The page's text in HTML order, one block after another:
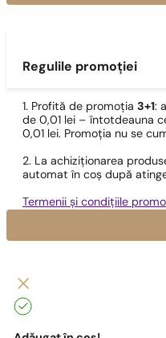
Regulile promoției
1. Profită de promoția 3+1:
de 0,01 lei – întotdeauna
0,01 lei. Promoția nu se
2. La achiziționarea
automat în coș după
Termenii și condițiile